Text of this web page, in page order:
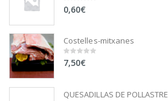
0
out
0,60€
Costelles-mitxanes
0
out
7,50€
QUESADILLAS DE POLLASTRE